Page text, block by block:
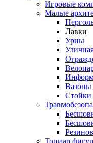
Игровые
Малые
Лавки
Урны
Вазоны
Стойки
Топиар